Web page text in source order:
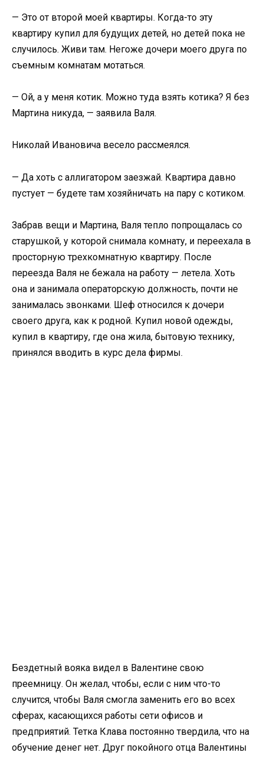
— Это от второй моей квартиры. Когда-то эту
квартиру купил для будущих детей, но детей пока не
случилось. Живи там. Негоже дочери моего друга по
съемным комнатам мотаться.
— Ой, а у меня котик. Можно туда взять котика? Я без
Мартина никуда, — заявила Валя.
Николай Ивановича весело рассмеялся.
— Да хоть с аллигатором заезжай. Квартира давно
пустует — будете там хозяйничать на пару с котиком.
Забрав вещи и Мартина, Валя тепло попрощалась со
старушкой, у которой снимала комнату, и переехала в
просторную трехкомнатную квартиру. После
переезда Валя не бежала на работу — летела. Хоть
она и занимала операторскую должность, почти не
занималась звонками. Шеф относился к дочери
своего друга, как к родной. Купил новой одежды,
купил в квартиру, где она жила, бытовую технику,
принялся вводить в курс дела фирмы.
Бездетный вояка видел в Валентине свою
преемницу. Он желал, чтобы, если с ним что-то
случится, чтобы Валя смогла заменить его во всех
сферах, касающихся работы сети офисов и
предприятий. Тетка Клава постоянно твердила, что на
обучение денег нет. Друг покойного отца Валентины